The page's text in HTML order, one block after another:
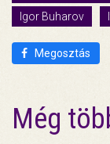
Igor Buharov
Megosztás
Még